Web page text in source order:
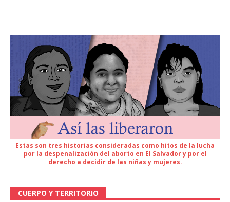
Estas son tres historias consideradas como hitos de la lucha
por la despenalización del aborto en El Salvador y por el
derecho a decidir de las niñas y mujeres.
CUERPO Y TERRITORIO